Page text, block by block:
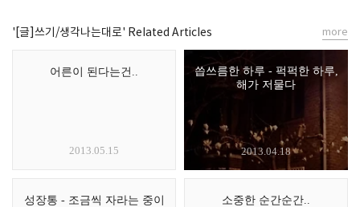
'[글]쓰기/생각나는대로' Related Articles
어른이 된다는건..
2013.05.15
씁쓰름한 하루 - 퍽퍽한 하루,
해가 저물다
2013.04.18
성장통 - 조금씩 자라는 중이
소중한 순간순간..
more